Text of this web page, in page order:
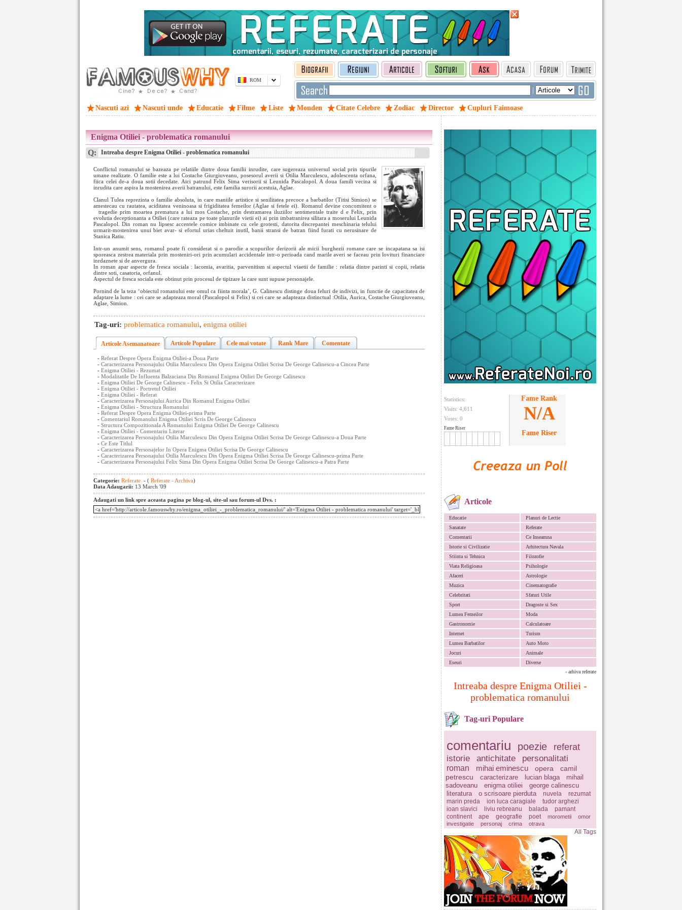
ROM
|
Nascuti azi Nascuti unde Educatie Filme Liste Monden Citate Celebre Zodiac Director Cupluri Faimoase
Statistics:
Visits: 4,611
Votes: 0
Fame Riser
Fame Rank
N/A
Fame Riser
Articole
Educatie
Planuri de Lectie
Sanatate
Referate
Comentarii
Ce Inseamna
Istorie si Civilizatie
Arhitectura Navala
Stiinta si Tehnica
Filozofie
Viata Religioasa
Psihologie
Afaceri
Astrologie
Muzica
Cinematografie
Celebritati
Sfaturi Utile
Sport
Dragoste si Sex
Lumea Femeilor
Moda
Gastronomie
Calculatoare
Internet
Turism
Lumea Barbatilor
Auto Moto
Jocuri
Animale
Eseuri
Diverse
- arhiva referate
Intreaba despre Enigma Otiliei -
problematica romanului
Tag-uri Populare
comentariu poezie referat
istorie antichitate personalitati
roman mihai eminescu opera
camil
petrescu
caracterizare lucian blaga
mihail
sadoveanu
enigma otiliei
george calinescu
literatura
o scrisoare pierduta nuvela
rezumat
marin preda
ion luca caragiale
tudor arghezi
ioan slavici
liviu rebreanu balada
pamant
continent
ape geografie poet morometii
omor
investigatie
personaj crima otrava
All Tags
Enigma Otiliei - problematica romanului
Q: Intreaba despre Enigma Otiliei - problematica romanului
Conflictul romanului se bazeaza pe relatiile dintre doua familii inrudite, care sugereaza universul social prin tipurile
umane realizate. O familie este a lui Costache Giurgiuveanu, posesorul averii si Otilia Marculescu, adolescenta orfana,
fiica celei de-a doua sotii decedate. Aici patrund Felix Sima verisorii si Leunida Pascalopol. A doua famili vecina si
inrudita care aspira la mostenirea averii batranului, este familia surorii acestuia, Aglae.
Clanul Tulea reprezinta o familie absoluta, in care maniile artistice si senilitatea precoce a barbatilor (Titisi Simion) se
amestecau cu rautatea, aciditatea veninoasa si frigiditatea femeilor (Aglae si fetele ei). Romanul devine concomitent o
tragedie prim moartea prematura a lui mos Costache, prin destramarea iluziilor sentimentale traite de Felix, prin
evolutia deceptionanta a Otiliei (care rateaza pe toate planurile vietii ei) ai prin imbatranirea silitara a moserului Leunida
Pascalopol. Din roman nu lipsesc accentele comice imbinate cu cele grotesti, datorita discrepantei meschinaria telului
urmarit-mostenirea unui biet avar- si efortul urias cheltuit inutil, banii stransi de batran fiind furati cu nerusinare de
Stanica Ratiu.
Intr-un anumit sens, romanul poate fi considerat si o parodie a scopurilor derizorii ale micii burghezii romane care se incapatana sa isi
sporeasca zestrea materiala prin mosteniri-ori prin acumulari accidentale intr-o perioada cand marile averi se faceau prin lovituri financiare
inrdaznete si de anvergura.
In roman apar aspecte de fresca sociala : lacomia, avaritia, parvenitism si aspectul viaetii de familie : relatia dintre parinti si copii, relatia
dintre soti, casatoria, orfanul.
Aspectul de fresca sociala este obtinut prin procesul de tipizare la care sunt supuse personajele.
Pornind de la teza ‘obiectul romanului este omul ca fiinta morala’, G. Calinescu distinge doua feluri de indivizi, in functie de capacitatea de
adaptare la lume : cei care se adapteaza moral (Pascalopol si Felix) si cei care se adapteaza distinctual :Otilia, Aurica, Costache Giurgiuveanu,
Aglae, Simion.
Tag-uri: problematica romanului, enigma otiliei
Articole Asemanatoare Articole Populare Cele mai votate Rank Mare Comentate
- Referat Despre Opera Enigma Otiliei-a Doua Parte
- Caracterizarea Personajului Otilia Marculescu Din Opera Enigma Otiliei Scrisa De George Calinescu-a Cincea Parte
- Enigma Otiliei - Rezumat
- Modalitatile De Influenta Balzaciana Din Romanul Enigma Otiliei De George Calinescu
- Enigma Otiliei De George Calinescu - Felix Si Otilia Caracterizare
- Enigma Otiliei - Portretul Otiliei
- Enigma Otiliei - Referat
- Caracterizarea Personajului Aurica Din Romanul Enigma Otiliei
- Enigma Otiliei - Structura Romanului
- Referat Despre Opera Enigma Otiliei-prima Parte
- Comentariul Romanului Enigma Otiliei Scris De George Calinescu
- Structura Compozitionala A Romanului Enigma Otiliei De George Calinescu
- Enigma Otiliei - Comentariu Literar
- Caracterizarea Personajului Otilia Marculescu Din Opera Enigma Otiliei Scrisa De George Calinescu-a Doua Parte
- Ce Este Titlul
- Caracterizarea Personajelor In Opera Enigma Otiliei Scrisa De George Calinescu
- Caracterizarea Personajului Otilia Marculescu Din Opera Enigma Otiliei Scrisa De George Calinescu-prima Parte
- Caracterizarea Personajului Felix Sima Din Opera Enigma Otiliei Scrisa De George Calinescu-a Patra Parte
Categorie: Referate - ( Referate - Archiva)
Data Adaugarii: 13 March '09
Adaugati un link spre aceasta pagina pe blog-ul, site-ul sau forum-ul Dvs. :